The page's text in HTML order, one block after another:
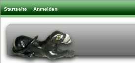
Startseite Anmelden